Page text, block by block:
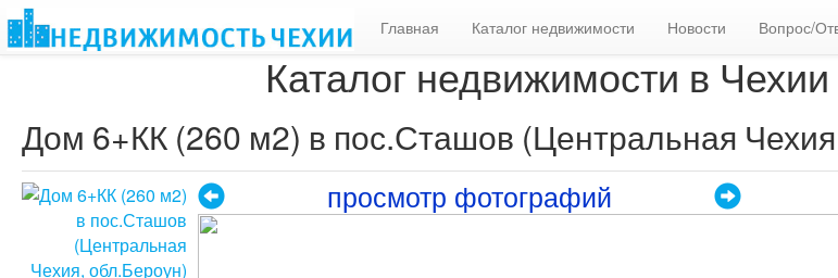
Главная Каталог недвижимости Новости Вопрос/
Каталог недвижимости в Чехии
Дом 6+КК (260 м2) в пос.Сташов (Центральная
просмотр фотографий